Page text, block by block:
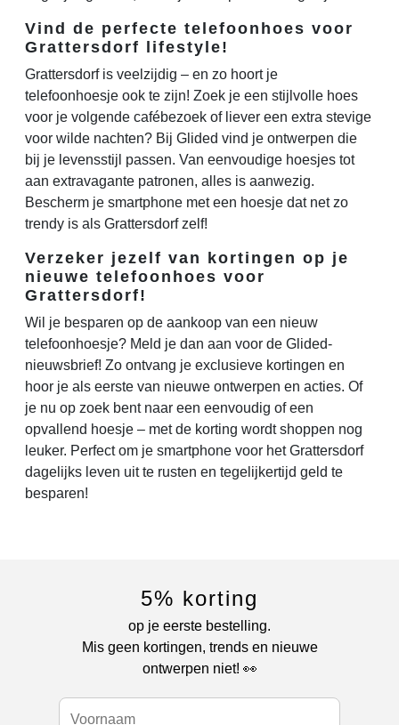
Vind de perfecte telefoonhoes voor
Grattersdorf lifestyle!
Grattersdorf is veelzijdig – en zo hoort je
telefoonhoesje ook te zijn! Zoek je een stijlvolle hoes
voor je volgende cafébezoek of liever een extra stevige
voor wilde nachten? Bij Glided vind je ontwerpen die
bij je levensstijl passen. Van eenvoudige hoesjes tot
aan extravagante patronen, alles is aanwezig.
Bescherm je smartphone met een hoesje dat net zo
trendy is als Grattersdorf zelf!
Verzeker jezelf van kortingen op je
nieuwe telefoonhoes voor
Grattersdorf!
Wil je besparen op de aankoop van een nieuw
telefoonhoesje? Meld je dan aan voor de Glided-
nieuwsbrief! Zo ontvang je exclusieve kortingen en
hoor je als eerste van nieuwe ontwerpen en acties. Of
je nu op zoek bent naar een eenvoudig of een
opvallend hoesje – met de korting wordt shoppen nog
leuker. Perfect om je smartphone voor het Grattersdorf
dagelijks leven uit te rusten en tegelijkertijd geld te
besparen!
5% korting
op je eerste bestelling.
Mis geen kortingen, trends en nieuwe
ontwerpen niet! 👀